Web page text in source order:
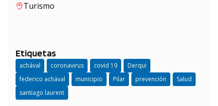
Turismo
Etiquetas
achával coronavirus covid 19
Derqui
federico achával
municipio Pilar prevención
Salud
santiago laurent